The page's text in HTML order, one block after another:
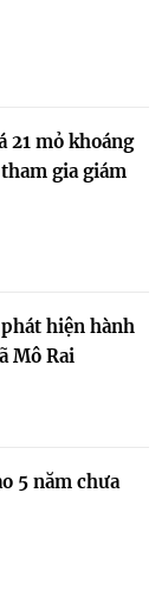
21 mỏ khoáng
gia giám
hiện hành
Mô Rai
5 năm chưa